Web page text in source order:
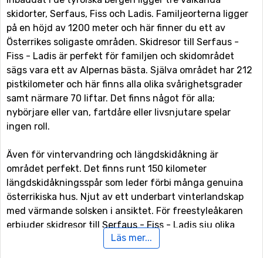
skidorter, Serfaus, Fiss och Ladis. Familjeorterna ligger
på en höjd av 1200 meter och här finner du ett av
Österrikes soligaste områden. Skidresor till Serfaus -
Fiss - Ladis är perfekt för familjen och skidområdet
sägs vara ett av Alpernas bästa. Själva området har 212
pistkilometer och här finns alla olika svårighetsgrader
samt närmare 70 liftar. Det finns något för alla;
nybörjare eller van, fartdåre eller livsnjutare spelar
ingen roll.
Även för vintervandring och längdskidåkning är
området perfekt. Det finns runt 150 kilometer
längdskidåkningsspår som leder förbi många genuina
österrikiska hus. Njut av ett underbart vinterlandskap
med värmande solsken i ansiktet. För freestyleåkaren
erbjuder skidresor till Serfaus - Fiss - Ladis sju olika
funparks. Dessa parker står redo med bland annat
Läs mer...